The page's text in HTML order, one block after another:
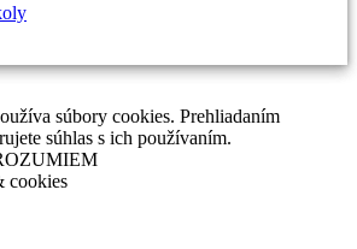
súbory cookies. Prehliadaním
súhlas s ich používaním.
cookies